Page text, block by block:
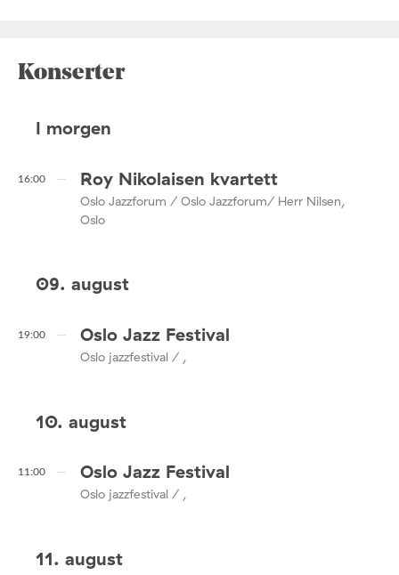
Konserter
I morgen
16:00 Roy Nikolaisen kvartett
Oslo Jazzforum / Oslo Jazzforum/ Herr Nilsen,
Oslo
09. august
19:00 Oslo Jazz Festival
Oslo jazzfestival / ,
10. august
11:00 Oslo Jazz Festival
Oslo jazzfestival / ,
11. august